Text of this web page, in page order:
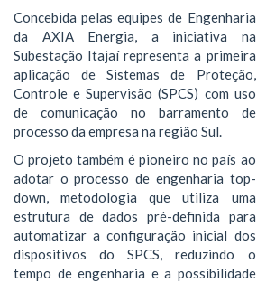
Concebida pelas equipes de Engenharia
da AXIA Energia, a iniciativa na
Subestação Itajaí representa a primeira
aplicação de Sistemas de Proteção,
Controle e Supervisão (SPCS) com uso
de comunicação no barramento de
processo da empresa na região Sul.
O projeto também é pioneiro no país ao
adotar o processo de engenharia top-
down, metodologia que utiliza uma
estrutura de dados pré-definida para
automatizar a configuração inicial dos
dispositivos do SPCS, reduzindo o
tempo de engenharia e a possibilidade